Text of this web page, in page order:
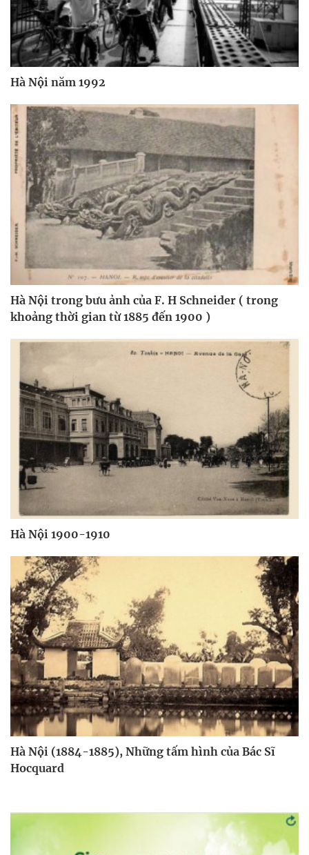
Hà Nội năm 1992
Hà Nội trong bưu ảnh của F. H Schneider ( trong
khoảng thời gian từ 1885 đến 1900 )
Hà Nội 1900-1910
Hà Nội (1884-1885), Những tấm hình của Bác Sĩ
Hocquard